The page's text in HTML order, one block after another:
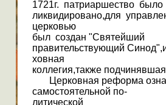
1721г. патриаршество было
ликвидировано,для
церковью
был создан "Святейший
правительствующий
ховная
коллегия,также
Церковная реформа
самостоятельной по-
литической